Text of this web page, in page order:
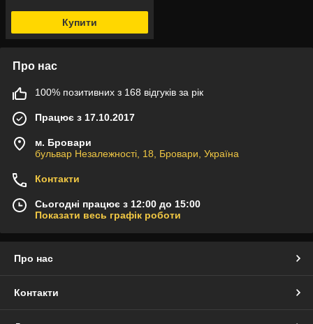
Купити
Про нас
100% позитивних з 168 відгуків за рік
Працює з 17.10.2017
м. Бровари
бульвар Незалежності, 18, Бровари, Україна
Контакти
Сьогодні працює з 12:00 до 15:00
Показати весь графік роботи
Про нас
Контакти